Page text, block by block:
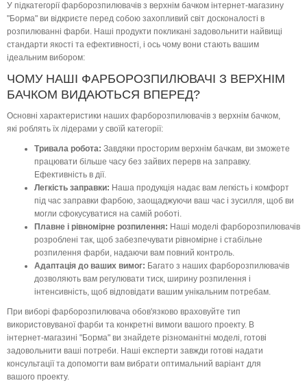
У підкатегорії фарборозпилювачів з верхнім бачком інтернет-магазину
"Борма" ви відкриєте перед собою захопливий світ досконалості в
розпилюванні фарби. Наші продукти покликані задовольнити найвищі
стандарти якості та ефективності, і ось чому вони стають вашим
ідеальним вибором:
ЧОМУ НАШІ ФАРБОРОЗПИЛЮВАЧІ З ВЕРХНІМ
БАЧКОМ ВИДАЮТЬСЯ ВПЕРЕД?
Основні характеристики наших фарборозпилювачів з верхнім бачком,
які роблять їх лідерами у своїй категорії:
Тривала робота: Завдяки просторим верхнім бачкам, ви зможете
працювати більше часу без зайвих перерв на заправку.
Ефективність в дії.
Легкість заправки: Наша продукція надає вам легкість і комфорт
під час заправки фарбою, заощаджуючи ваш час і зусилля, щоб ви
могли сфокусуватися на самій роботі.
Плавне і рівномірне розпилення: Наші моделі фарборозпилювачів
розроблені так, щоб забезпечувати рівномірне і стабільне
розпилення фарби, надаючи вам повний контроль.
Адаптація до ваших вимог: Багато з наших фарборозпилювачів
дозволяють вам регулювати тиск, ширину розпилення і
інтенсивність, щоб відповідати вашим унікальним потребам.
При виборі фарборозпилювача обов'язково враховуйте тип
використовуваної фарби та конкретні вимоги вашого проекту. В
інтернет-магазині "Борма" ви знайдете різноманітні моделі, готові
задовольнити ваші потреби. Наші експерти завжди готові надати
консультації та допомогти вам вибрати оптимальний варіант для
вашого проекту.